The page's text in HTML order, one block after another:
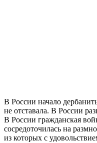
В России начало
не отставала. В России
В России гражданская
сосредоточилась на
из которых с